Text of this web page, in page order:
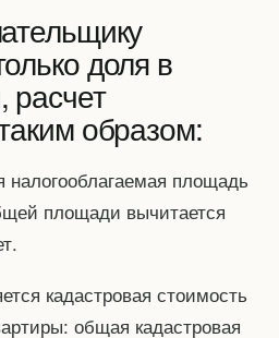
доля в
расчет
образом:
налогооблагаемая площадь
площади вычитается
кадастровая стоимость
общая кадастровая